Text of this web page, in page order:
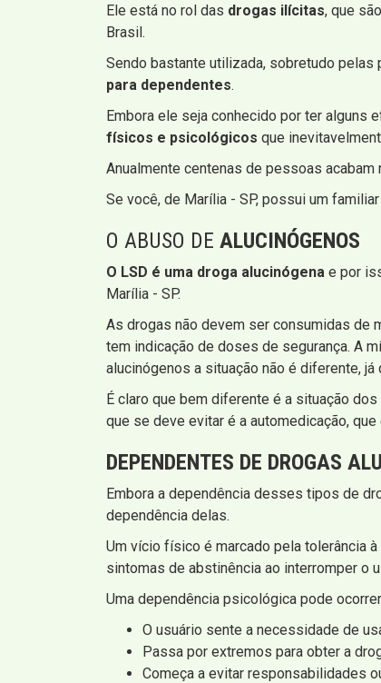
Ele está no rol das drogas ilícitas, que
Brasil.
Sendo bastante utilizada, sobretudo
para dependentes.
Embora ele seja conhecido por ter
físicos e psicológicos que
Anualmente centenas de pessoas
Se você, de Marília - SP, possui um
O ABUSO DE ALUCINÓGENOS
O LSD é uma droga alucinógena e por
Marília - SP.
As drogas não devem ser consumidas de
tem indicação de doses de segurança. A
alucinógenos a situação não é diferente,
É claro que bem diferente é a situação
que se deve evitar é a automedicação,
DEPENDENTES DE DROGAS
Embora a dependência desses tipos de
dependência delas.
Um vício físico é marcado pela tolerância
sintomas de abstinência ao interromper o
Uma dependência psicológica pode
O usuário sente a necessidade de
Passa por extremos para obter a
Começa a evitar responsabilidades